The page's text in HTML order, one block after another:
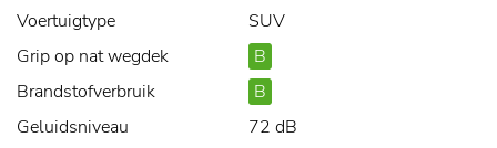
Voertuigtype
SUV
Grip op nat wegdek
B
Brandstofverbruik
B
Geluidsniveau
72 dB